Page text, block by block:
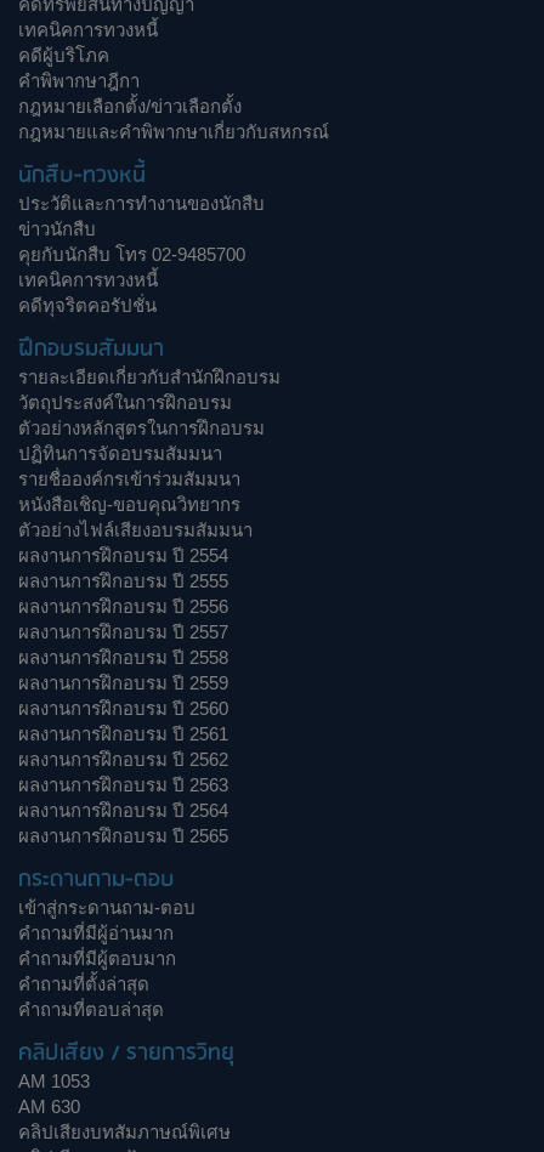
คดีทรัพย์สินทางปัญญา
เทคนิคการทวงหนี้
คดีผู้บริโภค
คำพิพากษาฎีกา
กฎหมายเลือกตั้ง/ข่าวเลือกตั้ง
กฎหมายและคำพิพากษาเกี่ยวกับสหกรณ์
นักสืบ-ทวงหนี้
ประวัติและการทำงานของนักสืบ
ข่าวนักสืบ
คุยกับนักสืบ โทร 02-9485700
เทคนิคการทวงหนี้
คดีทุจริตคอรัปชั่น
ฝึกอบรมสัมมนา
รายละเอียดเกี่ยวกับสำนักฝึกอบรม
วัตถุประสงค์ในการฝึกอบรม
ตัวอย่างหลักสูตรในการฝึกอบรม
ปฏิทินการจัดอบรมสัมมนา
รายชื่อองค์กรเข้าร่วมสัมมนา
หนังสือเชิญ-ขอบคุณวิทยากร
ตัวอย่างไฟล์เสียงอบรมสัมมนา
ผลงานการฝึกอบรม ปี 2554
ผลงานการฝึกอบรม ปี 2555
ผลงานการฝึกอบรม ปี 2556
ผลงานการฝึกอบรม ปี 2557
ผลงานการฝึกอบรม ปี 2558
ผลงานการฝึกอบรม ปี 2559
ผลงานการฝึกอบรม ปี 2560
ผลงานการฝึกอบรม ปี 2561
ผลงานการฝึกอบรม ปี 2562
ผลงานการฝึกอบรม ปี 2563
ผลงานการฝึกอบรม ปี 2564
ผลงานการฝึกอบรม ปี 2565
กระดานถาม-ตอบ
เข้าสู่กระดานถาม-ตอบ
คำถามที่มีผู้อ่านมาก
คำถามที่มีผู้ตอบมาก
คำถามที่ตั้งล่าสุด
คำถามที่ตอบล่าสุด
คลิปเสียง / รายการวิทยุ
AM 1053
AM 630
คลิปเสียงบทสัมภาษณ์พิเศษ